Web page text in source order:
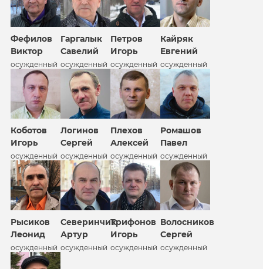
Фефилов
Виктор
осужденный
Гаргалык
Савелий
осужденный
Петров
Игорь
осужденный
Кайряк
Евгений
осужденный
Коботов
Игорь
осужденный
Логинов
Сергей
осужденный
Плехов
Алексей
осужденный
Ромашов
Павел
осужденный
Рысиков
Леонид
осужденный
Северинчик
Артур
осужденный
Трифонов
Игорь
осужденный
Волосников
Сергей
осужденный